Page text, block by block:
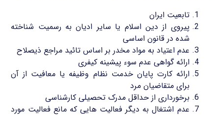
تابعیت ایران
پیروی از دین اسلام یا سایر ادیان به رسمیت شناخته
شده در قانون اساسی
عدم اعتیاد به مواد مخدر بر اساس تائید مراجع ذیصلاح
ارائه گواهی عدم سوء پیشینه کیفری
ارائه کارت پایان خدمت نظام وظیفه یا معافیت از آن
برای متقاضیان مرد
برخورداری از حداقل مدرک تحصیلی کارشناسی
عدم اشتغال به دیگر فعالیت هایی که مانع فعالیت مورد